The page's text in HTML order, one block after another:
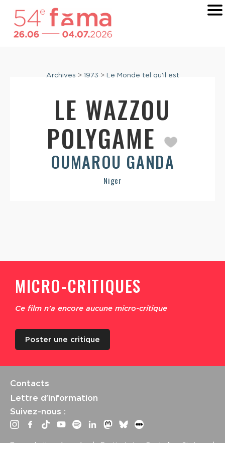
Archives > 1973 > Le Monde tel qu'il est
LE WAZZOU
POLYGAME
OUMAROU GANDA
Niger
MICRO-CRITIQUES
Ce film n'a encore aucune micro-critique
Poster une critique
Contacts
Lettre d’information
Suivez-nous :
Tous droits réservés | Festival La Rochelle Cinéma |